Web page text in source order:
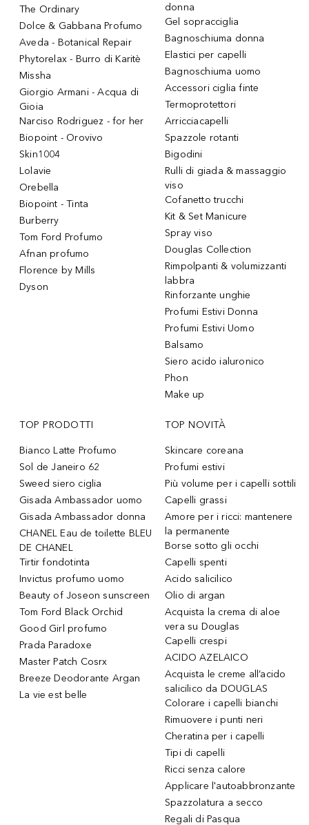
The Ordinary
Dolce & Gabbana Profumo
Aveda - Botanical Repair
Phytorelax - Burro di Karitè
Missha
Giorgio Armani - Acqua di
Gioia
Narciso Rodriguez - for her
Biopoint - Orovivo
Skin1004
Lolavie
Orebella
Biopoint - Tinta
Burberry
Tom Ford Profumo
Afnan profumo
Florence by Mills
Dyson
donna
Gel sopracciglia
Bagnoschiuma donna
Elastici per capelli
Bagnoschiuma uomo
Accessori ciglia finte
Termoprotettori
Arricciacapelli
Spazzole rotanti
Bigodini
Rulli di giada & massaggio
viso
Cofanetto trucchi
Kit & Set Manicure
Spray viso
Douglas Collection
Rimpolpanti & volumizzanti
labbra
Rinforzante unghie
Profumi Estivi Donna
Profumi Estivi Uomo
Balsamo
Siero acido ialuronico
Phon
Make up
TOP PRODOTTI
Bianco Latte Profumo
Sol de Janeiro 62
Sweed siero ciglia
Gisada Ambassador uomo
Gisada Ambassador donna
CHANEL Eau de toilette BLEU
DE CHANEL
Tirtir fondotinta
Invictus profumo uomo
Beauty of Joseon sunscreen
Tom Ford Black Orchid
Good Girl profumo
Prada Paradoxe
Master Patch Cosrx
Breeze Deodorante Argan
La vie est belle
TOP NOVITÀ
Skincare coreana
Profumi estivi
Più volume per i capelli sottili
Capelli grassi
Amore per i ricci: mantenere
la permanente
Borse sotto gli occhi
Capelli spenti
Acido salicilico
Olio di argan
Acquista la crema di aloe
vera su Douglas
Capelli crespi
ACIDO AZELAICO
Acquista le creme all’acido
salicilico da DOUGLAS
Colorare i capelli bianchi
Rimuovere i punti neri
Cheratina per i capelli
Tipi di capelli
Ricci senza calore
Applicare l'autoabbronzante
Spazzolatura a secco
Regali di Pasqua